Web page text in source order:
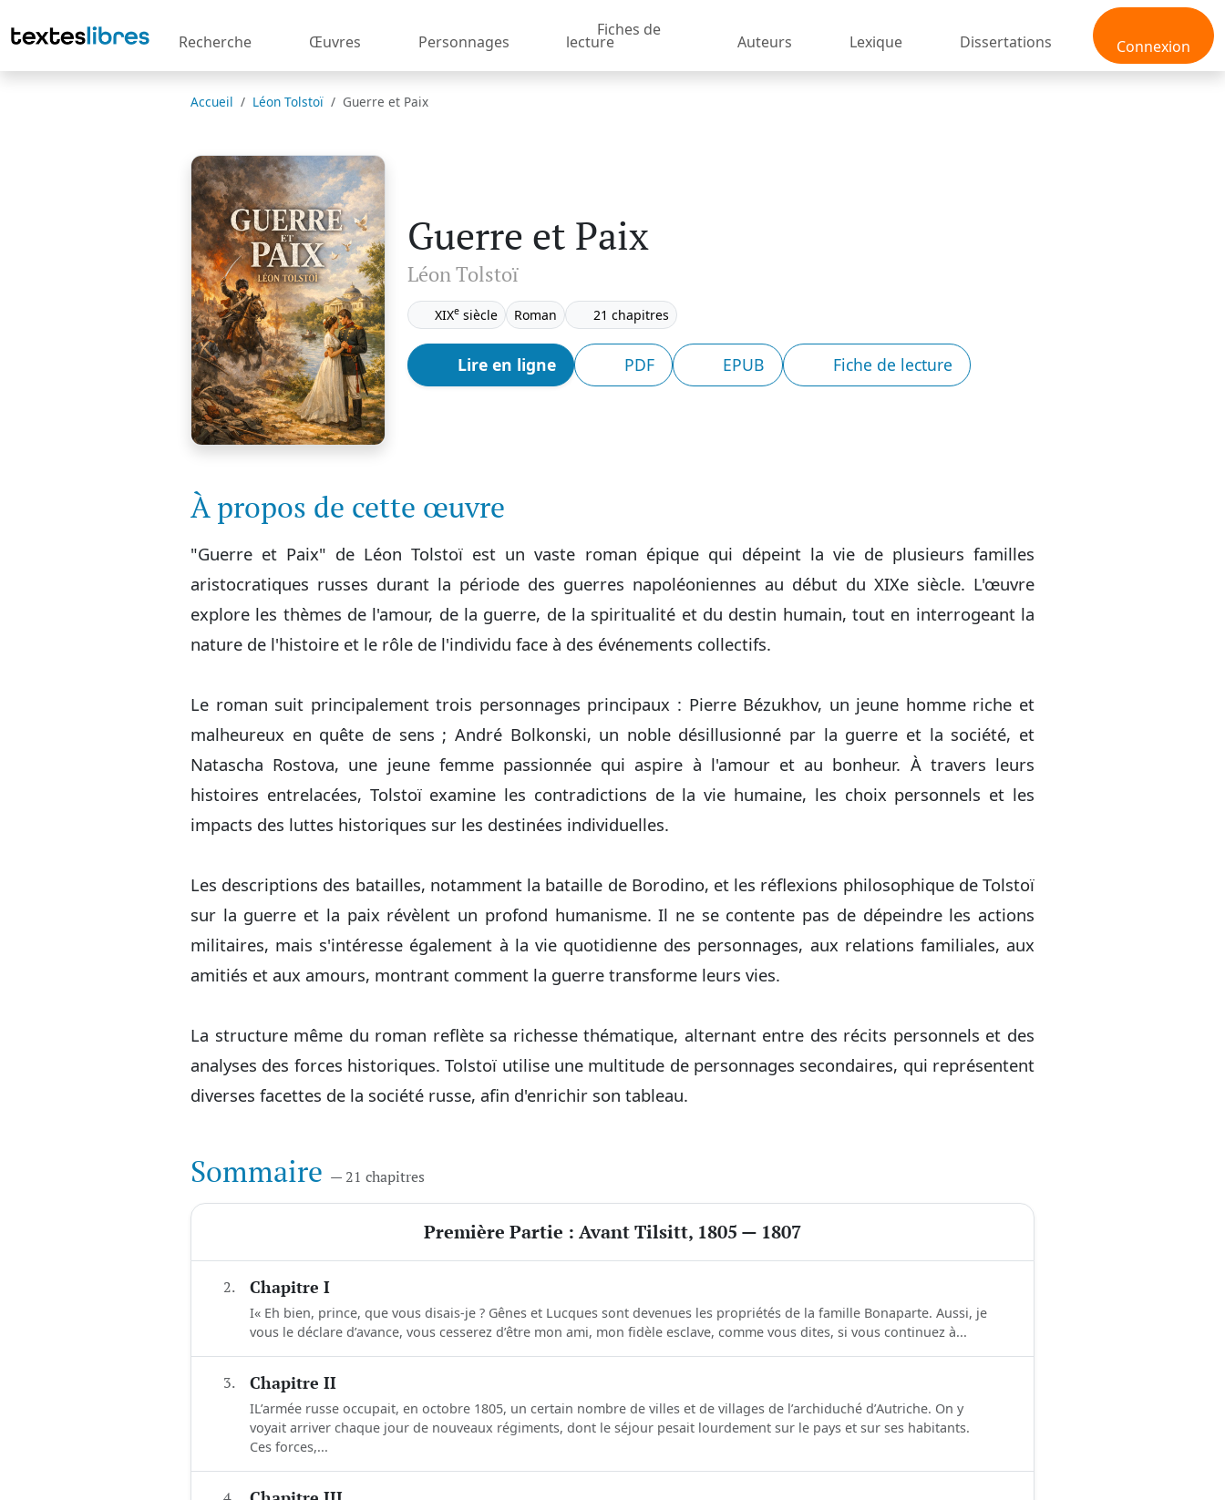
Connexion
Recherche Œuvres Personnages
Fiches de
lecture Auteurs Lexique Dissertations
Accueil Léon Tolstoï Guerre et Paix
Guerre et Paix
Léon Tolstoï
XIXe siècle Roman 21 chapitres
Lire en ligne PDF EPUB Fiche de lecture
À propos de cette œuvre
"Guerre et Paix" de Léon Tolstoï est un vaste roman épique qui dépeint la vie de plusieurs familles
aristocratiques russes durant la période des guerres napoléoniennes au début du XIXe siècle. L'œuvre
explore les thèmes de l'amour, de la guerre, de la spiritualité et du destin humain, tout en interrogeant la
nature de l'histoire et le rôle de l'individu face à des événements collectifs.
Le roman suit principalement trois personnages principaux : Pierre Bézukhov, un jeune homme riche et
malheureux en quête de sens ; André Bolkonski, un noble désillusionné par la guerre et la société, et
Natascha Rostova, une jeune femme passionnée qui aspire à l'amour et au bonheur. À travers leurs
histoires entrelacées, Tolstoï examine les contradictions de la vie humaine, les choix personnels et les
impacts des luttes historiques sur les destinées individuelles.
Les descriptions des batailles, notamment la bataille de Borodino, et les réflexions philosophique de Tolstoï
sur la guerre et la paix révèlent un profond humanisme. Il ne se contente pas de dépeindre les actions
militaires, mais s'intéresse également à la vie quotidienne des personnages, aux relations familiales, aux
amitiés et aux amours, montrant comment la guerre transforme leurs vies.
La structure même du roman reflète sa richesse thématique, alternant entre des récits personnels et des
analyses des forces historiques. Tolstoï utilise une multitude de personnages secondaires, qui représentent
diverses facettes de la société russe, afin d'enrichir son tableau.
Sommaire — 21 chapitres
Première Partie : Avant Tilsitt, 1805 — 1807
2. Chapitre I
I« Eh bien, prince, que vous disais-je ? Gênes et Lucques sont devenues les propriétés de la famille Bonaparte. Aussi, je
vous le déclare d’avance, vous cesserez d’être mon ami, mon fidèle esclave, comme vous dites, si vous continuez à...
3. Chapitre II
IL’armée russe occupait, en octobre 1805, un certain nombre de villes et de villages de l’archiduché d’Autriche. On y
voyait arriver chaque jour de nouveaux régiments, dont le séjour pesait lourdement sur le pays et sur ses habitants.
Ces forces,...